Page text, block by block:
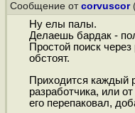
Сообщение от corvuscor
Ну елы палы.
Делаешь бардак -
Простой поиск
обстоят.
Приходится каждый
разработчика, или
его перепаковал,